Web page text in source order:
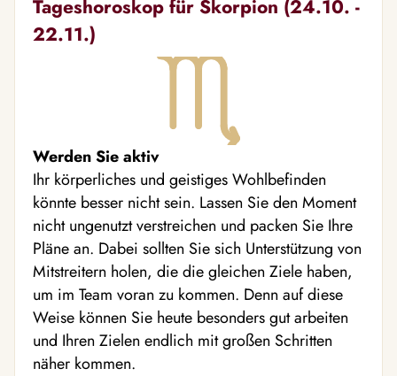
Tageshoroskop für Skorpion (24.10. -
22.11.)
Werden Sie aktiv
Ihr körperliches und geistiges Wohlbefinden
könnte besser nicht sein. Lassen Sie den Moment
nicht ungenutzt verstreichen und packen Sie Ihre
Pläne an. Dabei sollten Sie sich Unterstützung von
Mitstreitern holen, die die gleichen Ziele haben,
um im Team voran zu kommen. Denn auf diese
Weise können Sie heute besonders gut arbeiten
und Ihren Zielen endlich mit großen Schritten
näher kommen.